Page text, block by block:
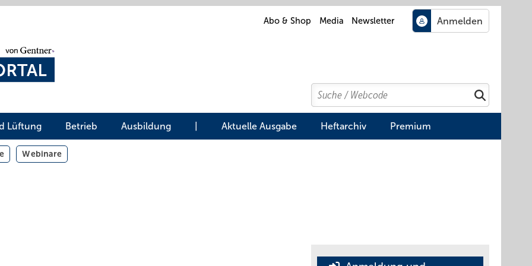
Abo & Shop Media Newsletter
Search
Suchen
Lüftung Betrieb Ausbildung Aktuelle Ausgabe Heftarchiv Premium
Webinare